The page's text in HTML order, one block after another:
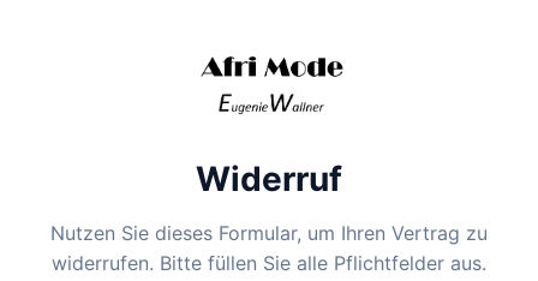
Widerruf
Nutzen Sie dieses Formular, um Ihren Vertrag zu
widerrufen. Bitte füllen Sie alle Pflichtfelder aus.